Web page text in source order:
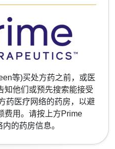
等)买处方药之前，或医
知他们或预先搜索能接受
药医疗网络的药房，以避
费用。请按上方Prime
的药房信息。